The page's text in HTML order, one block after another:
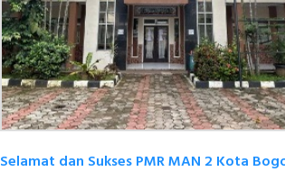
Selamat dan Sukses PMR MAN 2 Kota